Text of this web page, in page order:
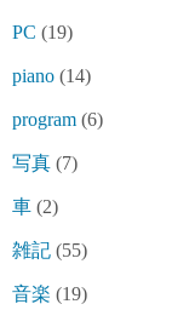
PC (19)
piano (14)
program (6)
写真 (7)
車 (2)
雑記 (55)
音楽 (19)